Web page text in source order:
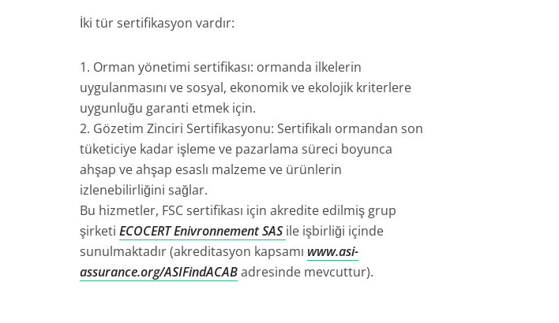
İki tür sertifikasyon vardır:
Orman yönetimi sertifikası: ormanda ilkelerin
uygulanmasını ve sosyal, ekonomik ve ekolojik kriterlere
uygunluğu garanti etmek için.
Gözetim Zinciri Sertifikasyonu: Sertifikalı ormandan son
tüketiciye kadar işleme ve pazarlama süreci boyunca
ahşap ve ahşap esaslı malzeme ve ürünlerin
izlenebilirliğini sağlar.
Bu hizmetler, FSC sertifikası için akredite edilmiş grup
şirketi ECOCERT Enivronnement SASile işbirliği içinde
sunulmaktadır (akreditasyon kapsamı www.asi-
assurance.org/ASIFindACABadresinde mevcuttur).